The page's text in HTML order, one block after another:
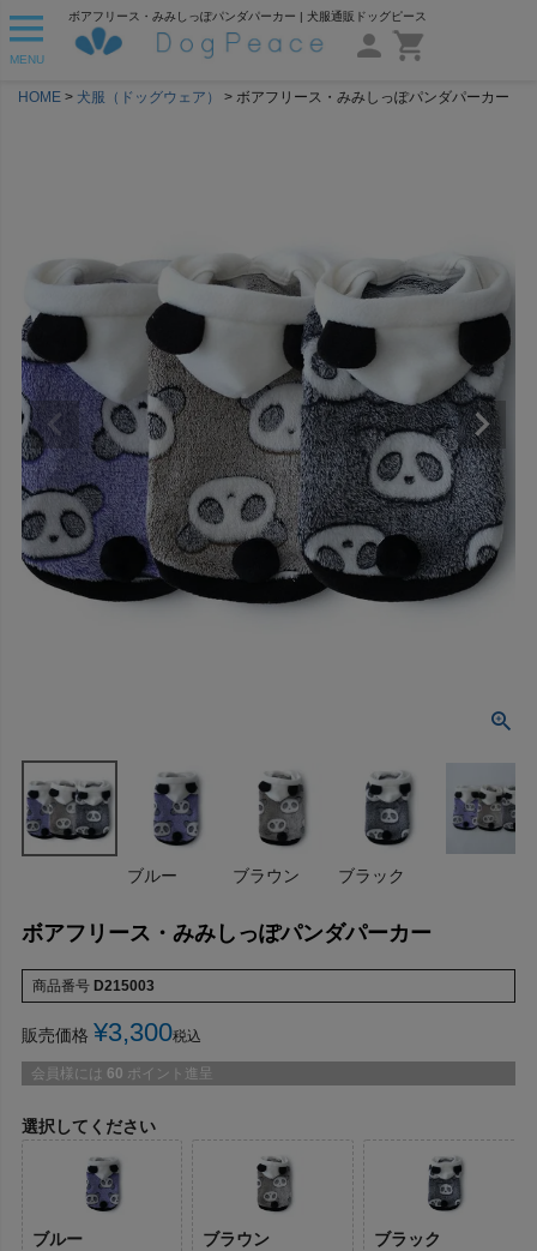
MENU
ボアフリース・みみしっぽパンダパーカー | 犬服通販ドッグピース
HOME 犬服（ドッグウェア） ボアフリース・みみしっぽパンダパーカー
ブルー ブラウン ブラック
ボアフリース・みみしっぽパンダパーカー
商品番号 D215003
販売価格 ¥3,300税込
会員様には 60 ポイント進呈
選択してください
ブルー ブラウン ブラック